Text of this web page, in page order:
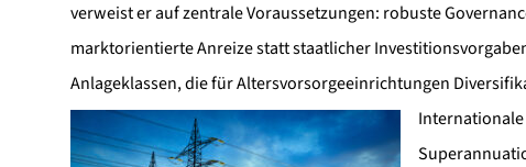
verweist er auf zentrale Voraussetzungen: robuste
marktorientierte Anreize statt staatlicher
Anlageklassen, die für Altersvorsorgeeinrichtungen